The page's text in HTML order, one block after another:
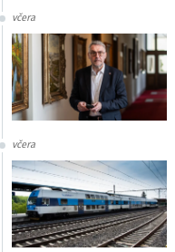
včera
včera